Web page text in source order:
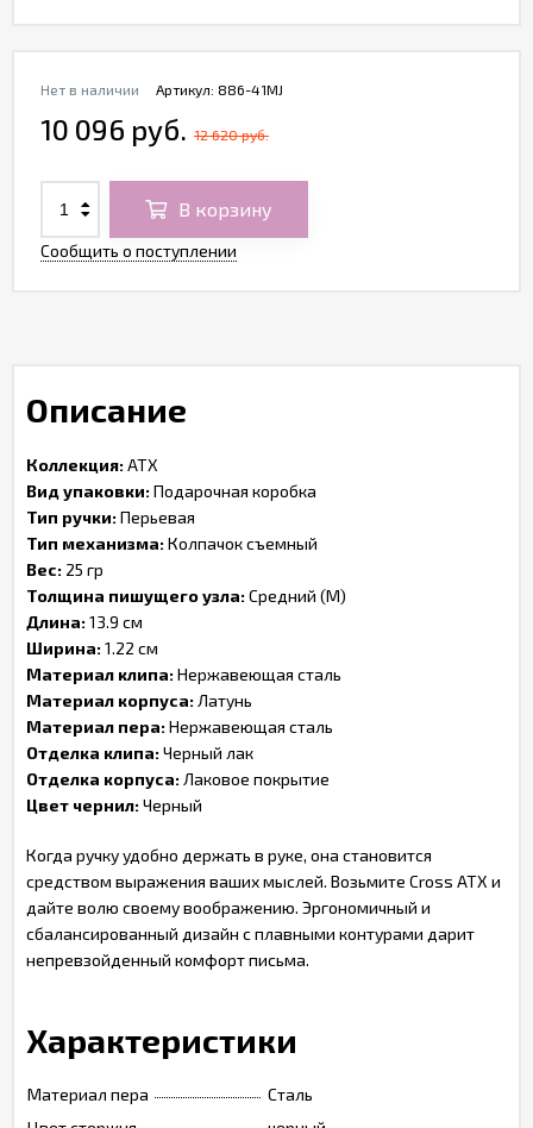
Артикул: 886-41MJ
Нет в наличии
10 096 руб. 12 620 руб.
В корзину
Сообщить о поступлении
Описание
Коллекция:ATX
Вид упаковки:Подарочная коробка
Тип ручки:Перьевая
Тип механизма:Колпачок съемный
Вес: 25 гр
Толщина пишущего узла:Средний (М)
Длина:13.9 см
Ширина:1.22 см
Материал клипа:Нержавеющая сталь
Материал корпуса:Латунь
Материал пера:Нержавеющая сталь
Отделка клипа:Черный лак
Отделка корпуса:Лаковое покрытие
Цвет чернил:Черный
Когда ручку удобно держать в руке, она становится
средством выражения ваших мыслей. Возьмите Cross ATX и
дайте волю своему воображению. Эргономичный и
сбалансированный дизайн с плавными контурами дарит
непревзойденный комфорт письма.
Характеристики
Материал пера
Сталь